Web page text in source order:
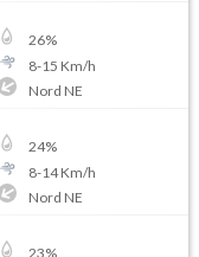
26%
8-15 Km/h
Nord NE
24%
8-14Km/h
Nord NE
23%